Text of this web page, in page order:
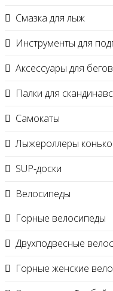
Смазка для лыж
Инструменты для
Аксессуары для
Палки для
Самокаты
Лыжероллеры
SUP-доски
Велосипеды
Горные велосипеды
Двухподвесные
Горные женские